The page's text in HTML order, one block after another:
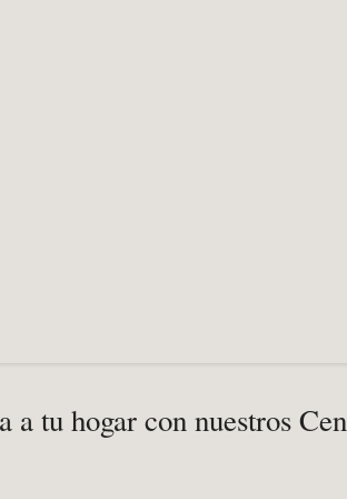
a tu hogar con nuestros